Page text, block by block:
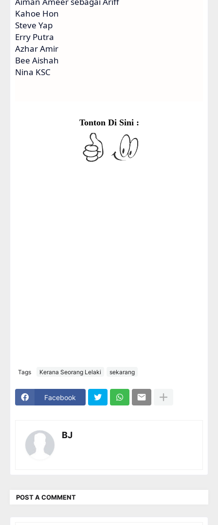
Kahoe Hon
Steve Yap
Erry Putra
Azhar Amir
Bee Aishah
Nina KSC
Tonton Di Sini :
Tags Kerana Seorang Lelaki sekarang
Facebook
BJ
POST A COMMENT